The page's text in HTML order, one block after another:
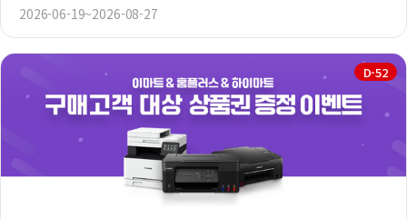
2026-06-19~2026-08-27
D-52